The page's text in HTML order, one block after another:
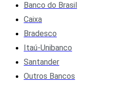
Banco do Brasil
Caixa
Bradesco
Itaú-Unibanco
Santander
Outros Bancos